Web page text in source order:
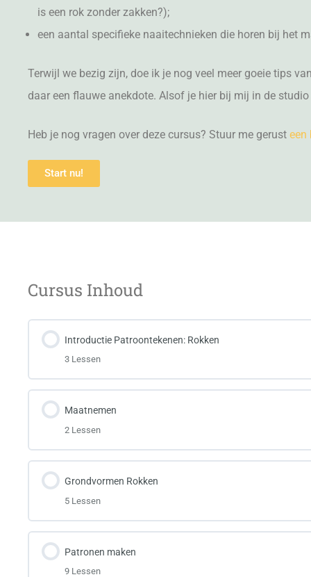
is een rok zonder zakken?);
een aantal specifieke naaitechnieken die horen bij het
Terwijl we bezig zijn, doe ik je nog veel meer goeie tips
daar een flauwe anekdote. Alsof je hier bij mij in de
Heb je nog vragen over deze cursus? Stuur me gerust een
Start nu!
Cursus Inhoud
Introductie Patroontekenen: Rokken
3 Lessen
Maatnemen
2 Lessen
Grondvormen Rokken
5 Lessen
Patronen maken
9 Lessen